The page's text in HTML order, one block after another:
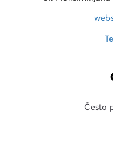
Česta